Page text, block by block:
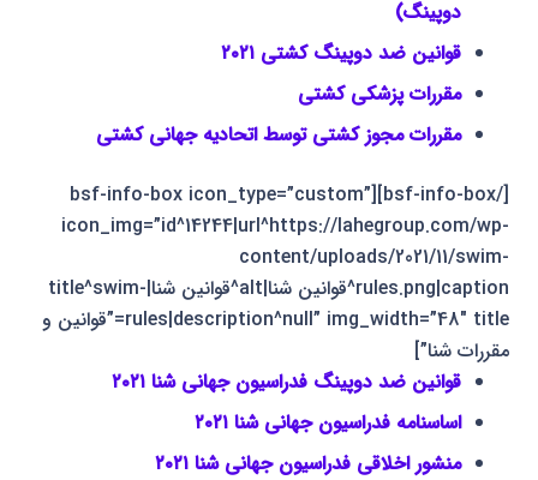
دوپینگ)
قوانین ضد دوپینگ کشتی ۲۰۲۱
مقررات پزشکی کشتی
مقررات مجوز کشتی توسط اتحادیه جهانی کشتی
[/bsf-info-box][bsf-info-box icon_type=”custom”
icon_img=”id^14244|url^https://lahegroup.com/wp-
content/uploads/2021/11/swim-
rules.png|caption^قوانین شنا|alt^قوانین شنا|title^swim-
rules|description^null” img_width=”48″ title=”قوانین و
مقررات شنا”]
قوانین ضد دوپینگ فدراسیون جهانی شنا ۲۰۲۱
اساسنامه فدراسیون جهانی شنا ۲۰۲۱
منشور اخلاقی فدراسیون جهانی شنا ۲۰۲۱